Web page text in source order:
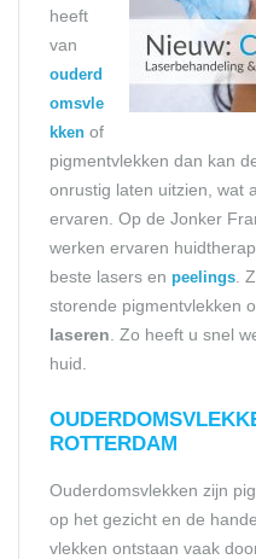
heeft
van
ouderd
omsvle
kken of
pigmentvlekken dan kan
onrustig laten uitzien, wat
ervaren. Op de Jonker
werken ervaren
beste lasers en peelings .
storende pigmentvlekken
laseren . Zo heeft u snel
huid.
ROTTERDAM
Ouderdomsvlekken zijn
op het gezicht en de
vlekken ontstaan vaak